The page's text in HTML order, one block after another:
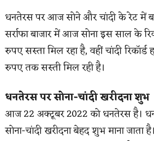
धनतेरस पर आज सोने और चांदी के रेट में
सर्राफा बाजार में आज सोना इस साल के
रुपए सस्ता मिल रहा है, वहीं चांदी
रुपए तक सस्ती मिल रही है।
धनतेरस पर सोना-चांदी खरीदना शुभ
आज 22 अक्टूबर 2022 को धनतेरस है।
सोना-चांदी खरीदना बेहद शुभ माना